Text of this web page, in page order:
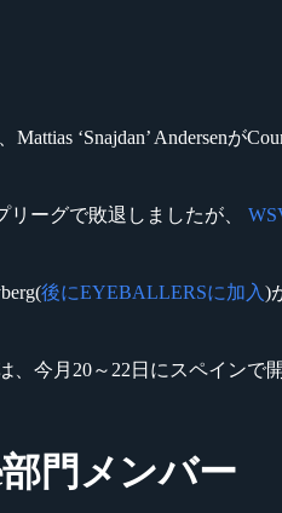
、Mattias ‘Snajdan’ Andersenが
リーグで敗退しましたが、
後にEYEBALLERSに加入)
今月20～22日にスペインで
門メンバー